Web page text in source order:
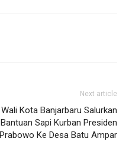
Next article
Wali Kota Banjarbaru Salurkan
Bantuan Sapi Kurban Presiden
Prabowo Ke Desa Batu Ampar